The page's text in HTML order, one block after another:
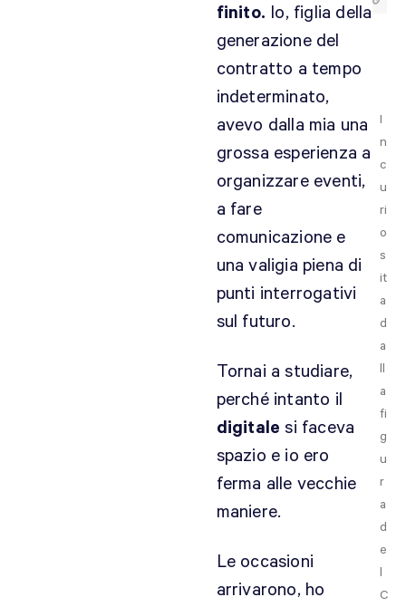
finito. Io, figlia della
generazione del
contratto a tempo
indeterminato,
avevo dalla mia una
grossa esperienza a
organizzare eventi,
a fare
comunicazione e
una valigia piena di
punti interrogativi
sul futuro.
Tornai a studiare,
perché intanto il
digitale si faceva
spazio e io ero
ferma alle vecchie
maniere.
Le occasioni
arrivarono, ho
I
n
c
u
ri
o
s
it
a
d
a
a
fi
g
u
r
a
d
e
C